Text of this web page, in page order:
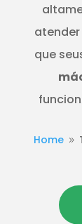
que
Home 9